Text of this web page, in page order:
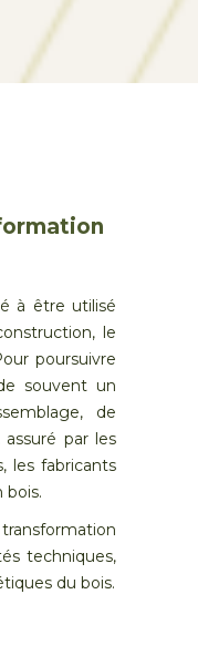
à être utilisé
le
poursuivre
souvent un
de
par les
les fabricants
bois.
techniques,
du bois.